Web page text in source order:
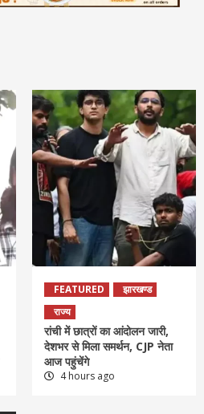
FEATURED
झारखण्ड
राज्य
रांची में छात्रों का आंदोलन जारी,
देशभर से मिला समर्थन, CJP नेता
आज पहुंचेंगे
4 hours ago